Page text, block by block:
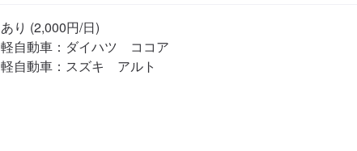
あり (2,000円/日)
軽自動車：ダイハツ　ココア
軽自動車：スズキ　アルト